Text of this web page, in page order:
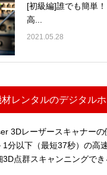
[初級編]誰でも簡単
高...
2021.05.28
レンタルのデジタル
3Dレーザースキャナーの
1分以下（最短37秒）の高
3D点群スキャンニングでき